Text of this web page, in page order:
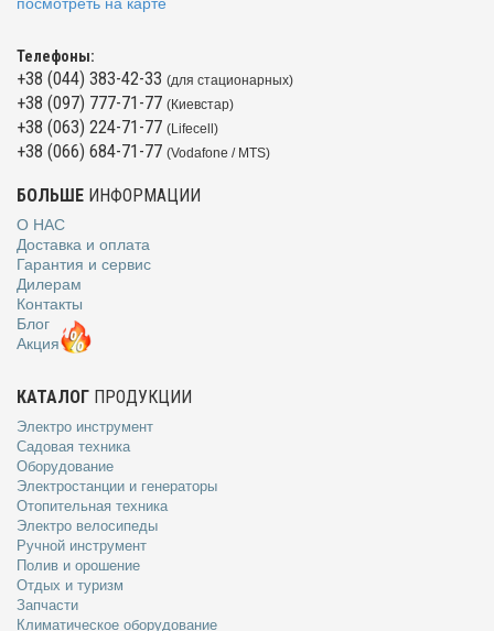
Телефоны:
+38 (044) 383-42-33 (для стационарных)
+38 (097) 777-71-77 (Киевстар)
+38 (063) 224-71-77 (Lifecell)
+38 (066) 684-71-77 (Vodafone / MTS)
БОЛЬШЕ ИНФОРМАЦИИ
О НАС
Доставка и оплата
Гарантия и сервис
Дилерам
Контакты
Блог
Акция
КАТАЛОГ ПРОДУКЦИИ
Электро инструмент
Садовая техника
Оборудование
Электростанции и генераторы
Отопительная техника
Электро велосипеды
Ручной инструмент
Полив и орошение
Отдых и туризм
Запчасти
Климатическое оборудование